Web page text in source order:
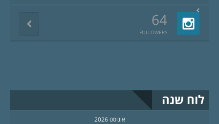
64
FOLLOWERS
לוח שנה
אוגוסט 2026